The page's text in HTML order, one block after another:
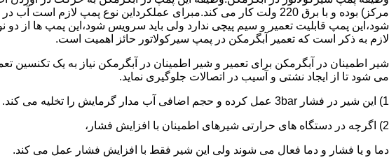
مرکز) بوده و با برق 220 ولت کار می کند.مبرای عملکرداین نوع
شود،این پمپ قابلیت تعمیر و سیم پیچی ندارد ولی باید سرویس شود،این پمپ ها از
لازم به ذکر است که تعمیر آبگرمکن در پمپ سیرکولاتور حائز اهمیت است.
شیر اطمینان در آبگرمکن برای تعمیر و شیر اطمینان در آبگرمکن نیاز به یک
می شود تا از ایجاد نشتی و آسیب در اتصالات جلوگیری نماید.
1) این شیر در فشار 3bar عمل کرده و حجم اضافی آب مدار گرمایش را تخلیه می کند.
2) اگرچه در دستگاه های حرارتی شیرهای اطمینان با افزایش فشار،
دما و یا فشار و دما فعال می شوند ولی این شیر فقط با افزایش فشار عمل می کند.